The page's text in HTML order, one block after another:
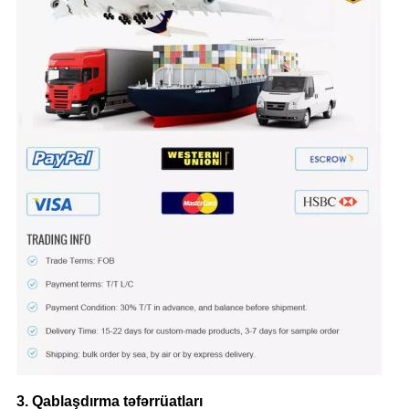
3. Qablaşdırma təfərrüatları